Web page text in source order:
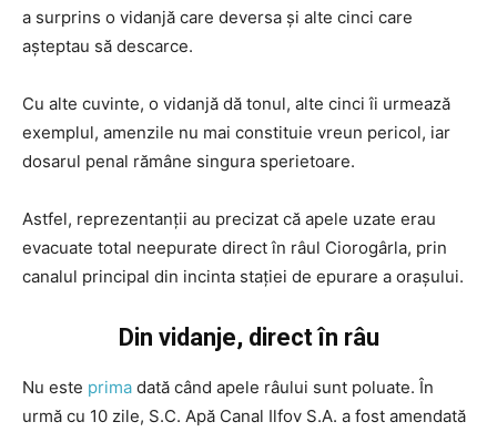
a surprins o vidanjă care deversa şi alte cinci care
aşteptau să descarce.
Cu alte cuvinte, o vidanjă dă tonul, alte cinci îi urmează
exemplul, amenzile nu mai constituie vreun pericol, iar
dosarul penal rămâne singura sperietoare.
Astfel, reprezentanții au precizat că apele uzate erau
evacuate total neepurate direct în râul Ciorogârla, prin
canalul principal din incinta staţiei de epurare a oraşului.
Din vidanje, direct în râu
Nu este prima dată când apele râului sunt poluate. În
urmă cu 10 zile, S.C. Apă Canal Ilfov S.A. a fost amendată